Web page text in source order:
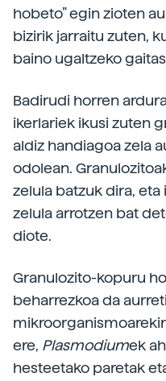
hobeto” egin zioten
bizirik jarraitu zuten,
baino ugaltzeko
Badirudi horren
ikerlariek ikusi zuten
aldiz handiagoa zela
odolean.
zelula batzuk dira,
zelula arrotzen bat
diote.
Granulozito-kopuru
beharrezkoa da
ere, Plasmodiumek
hesteetako paretak